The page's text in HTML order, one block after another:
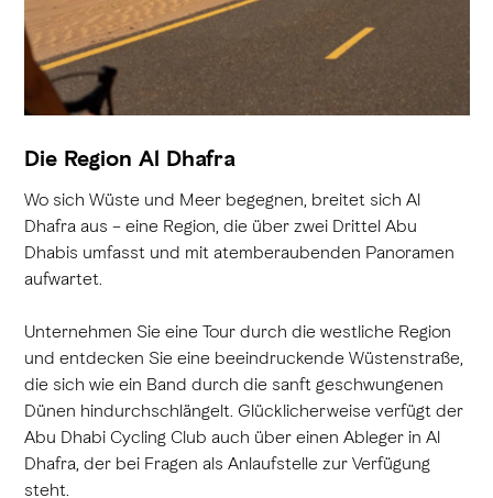
Die Region Al Dhafra
Wo sich Wüste und Meer begegnen, breitet sich Al
Dhafra aus – eine Region, die über zwei Drittel Abu
Dhabis umfasst und mit atemberaubenden Panoramen
aufwartet.
Unternehmen Sie eine Tour durch die westliche Region
und entdecken Sie eine beeindruckende Wüstenstraße,
die sich wie ein Band durch die sanft geschwungenen
Dünen hindurchschlängelt. Glücklicherweise verfügt der
Abu Dhabi Cycling Club auch über einen Ableger in Al
Dhafra, der bei Fragen als Anlaufstelle zur Verfügung
steht.